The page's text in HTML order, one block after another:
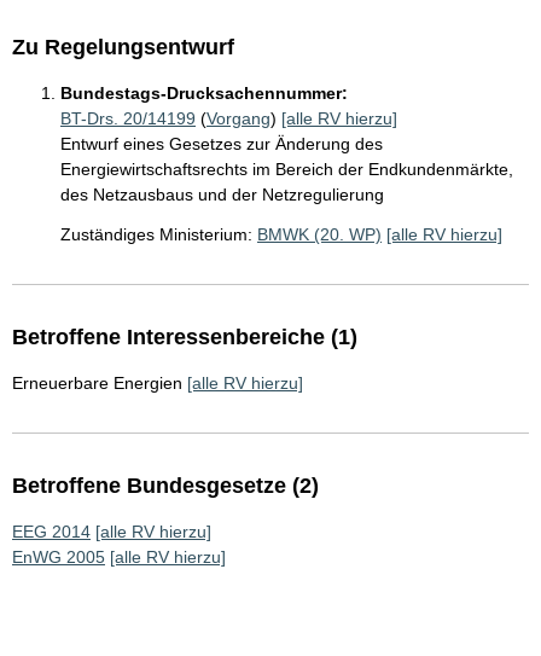
Zu Regelungsentwurf
Bundestags-Drucksachennummer:
BT-Drs. 20/14199 (Vorgang) [alle RV hierzu]
Entwurf eines Gesetzes zur Änderung des
Energiewirtschaftsrechts im Bereich der Endkundenmärkte,
des Netzausbaus und der Netzregulierung
Zuständiges Ministerium: BMWK (20. WP) [alle RV hierzu]
Betroffene Interessenbereiche (1)
Erneuerbare Energien [alle RV hierzu]
Betroffene Bundesgesetze (2)
EEG 2014 [alle RV hierzu]
EnWG 2005 [alle RV hierzu]